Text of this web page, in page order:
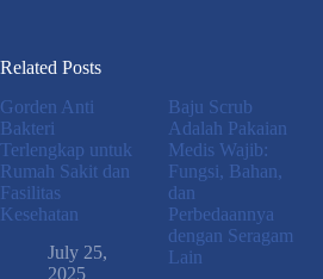
Related Posts
Gorden Anti
Bakteri
Terlengkap untuk
Rumah Sakit dan
Fasilitas
Kesehatan
July 25,
2025
Baju Scrub
Adalah Pakaian
Medis Wajib:
Fungsi, Bahan,
dan
Perbedaannya
dengan Seragam
Lain